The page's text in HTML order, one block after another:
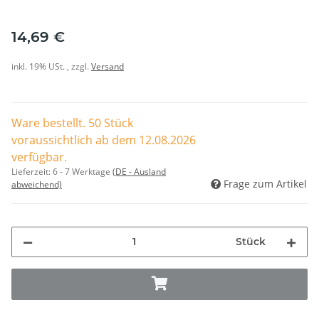
14,69 €
inkl. 19% USt. , zzgl.Versand
Ware bestellt. 50 Stück
voraussichtlich ab dem 12.08.2026
verfügbar.
Lieferzeit:6 - 7 Werktage (DE - Ausland
abweichend)
Frage zum Artikel
Stück